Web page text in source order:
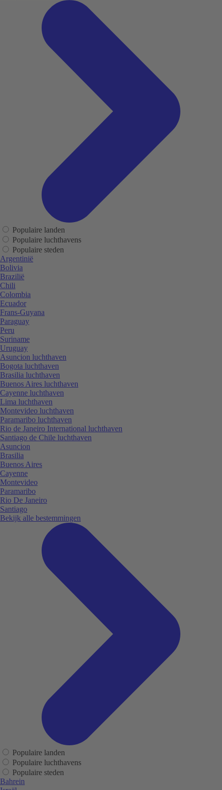
Populaire landen
Populaire luchthavens
Populaire steden
Argentinië
Bolivia
Brazilië
Chili
Colombia
Ecuador
Frans-Guyana
Paraguay
Peru
Suriname
Uruguay
Asuncion luchthaven
Bogota luchthaven
Brasilia luchthaven
Buenos Aires luchthaven
Cayenne luchthaven
Lima luchthaven
Montevideo luchthaven
Paramaribo luchthaven
Rio de Janeiro International luchthaven
Santiago de Chile luchthaven
Asuncion
Brasilia
Buenos Aires
Cayenne
Montevideo
Paramaribo
Rio De Janeiro
Santiago
Bekijk alle bestemmingen
Populaire landen
Populaire luchthavens
Populaire steden
Bahrein